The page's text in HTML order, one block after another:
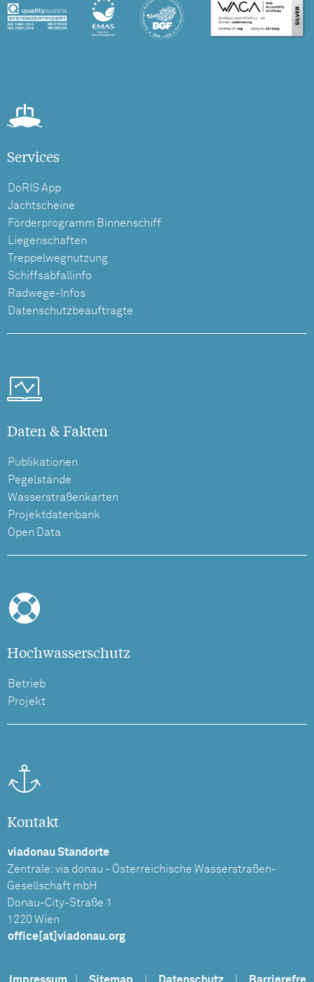
Services
DoRIS App
Jachtscheine
Förderprogramm Binnenschiff
Liegenschaften
Treppelwegnutzung
Schiffsabfallinfo
Radwege-Infos
Datenschutzbeauftragte
Daten & Fakten
Publikationen
Pegelstände
Wasserstraßenkarten
Projektdatenbank
Open Data
Hochwasserschutz
Betrieb
Projekt
Kontakt
viadonau Standorte
Zentrale: via donau - Österreichische Wasserstraßen-
Gesellschaft mbH
Donau-City-Straße 1
1220 Wien
office[at]viadonau.org